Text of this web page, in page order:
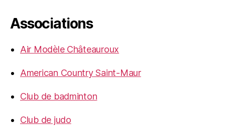
Associations
Air Modèle Châteauroux
American Country Saint-Maur
Club de badminton
Club de judo